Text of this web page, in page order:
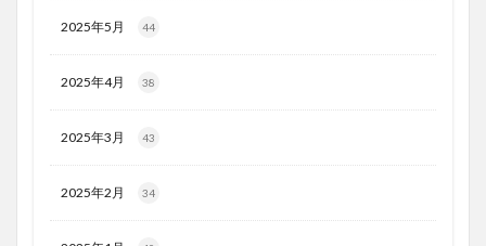
2025年5月 44
2025年4月 38
2025年3月 43
2025年2月 34